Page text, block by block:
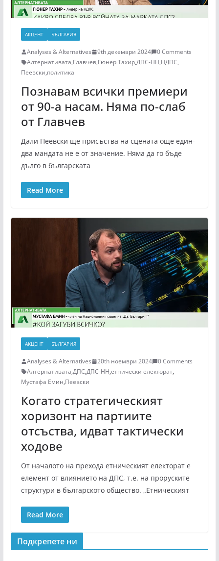
АКЦЕНТ БЪЛГАРИЯ
Analyses & Alternatives 9th декември 2024
0 Comments
Алтернативата,Главчев,Гюнер Тахир,ДПС-НН,НДПС,
Пеевски,политика
Познавам всички премиери
от 90-а насам. Няма по-слаб
от Главчев
Дали Пеевски ще присъства на сцената още един-
два мандата не е от значение. Няма да го бъде
дълго в българската
Read More
АКЦЕНТ БЪЛГАРИЯ
Analyses & Alternatives 20th ноември 2024
0 Comments
Алтернативата,ДПС,ДПС-НН,етнически електорат,
Мустафа Емин,Пеевски
Когато стратегическият
хоризонт на партиите
отсъства, идват тактически
ходове
От началото на прехода етническият електорат е
елемент от влиянието на ДПС, т.е. на проруските
структури в българското общество. „Етническият
Read More
Подкрепeте ни